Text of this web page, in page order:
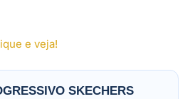
e veja!
SKECHERS